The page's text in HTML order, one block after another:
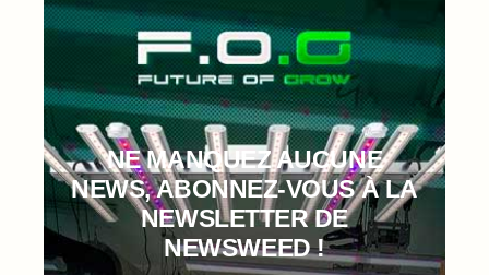
NE MANQUEZ AUCUNE
NEWS, ABONNEZ-VOUS À LA
NEWSLETTER DE
NEWSWEED !